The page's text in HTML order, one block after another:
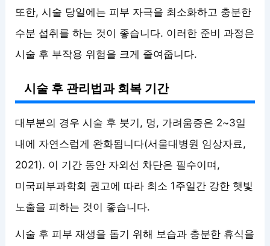
또한, 시술 당일에는 피부 자극을 최소화하고 충분한
수분 섭취를 하는 것이 좋습니다. 이러한 준비 과정은
시술 후 부작용 위험을 크게 줄여줍니다.
시술 후 관리법과 회복 기간
대부분의 경우 시술 후 붓기, 멍, 가려움증은 2~3일
내에 자연스럽게 완화됩니다(서울대병원 임상자료,
2021). 이 기간 동안 자외선 차단은 필수이며,
미국피부과학회 권고에 따라 최소 1주일간 강한 햇빛
노출을 피하는 것이 좋습니다.
시술 후 피부 재생을 돕기 위해 보습과 충분한 휴식을